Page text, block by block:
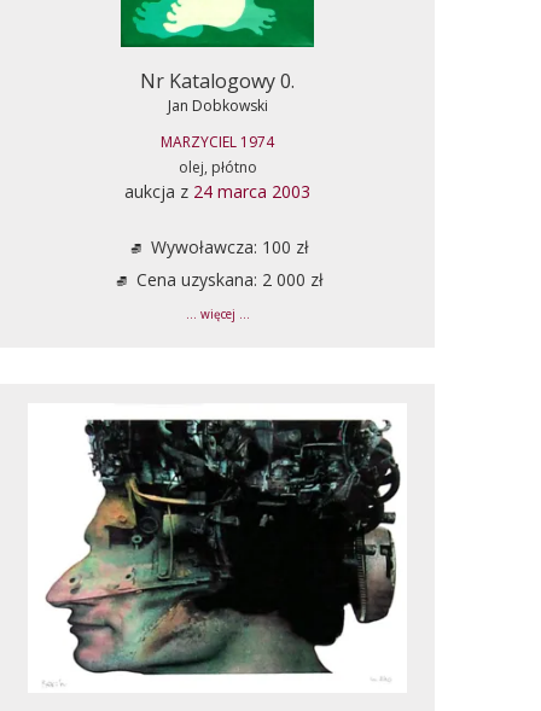
Nr Katalogowy 0.
Jan Dobkowski
MARZYCIEL 1974
olej, płótno
aukcja z 24 marca 2003
Wywoławcza: 100 zł
Cena uzyskana: 2 000 zł
... więcej ...